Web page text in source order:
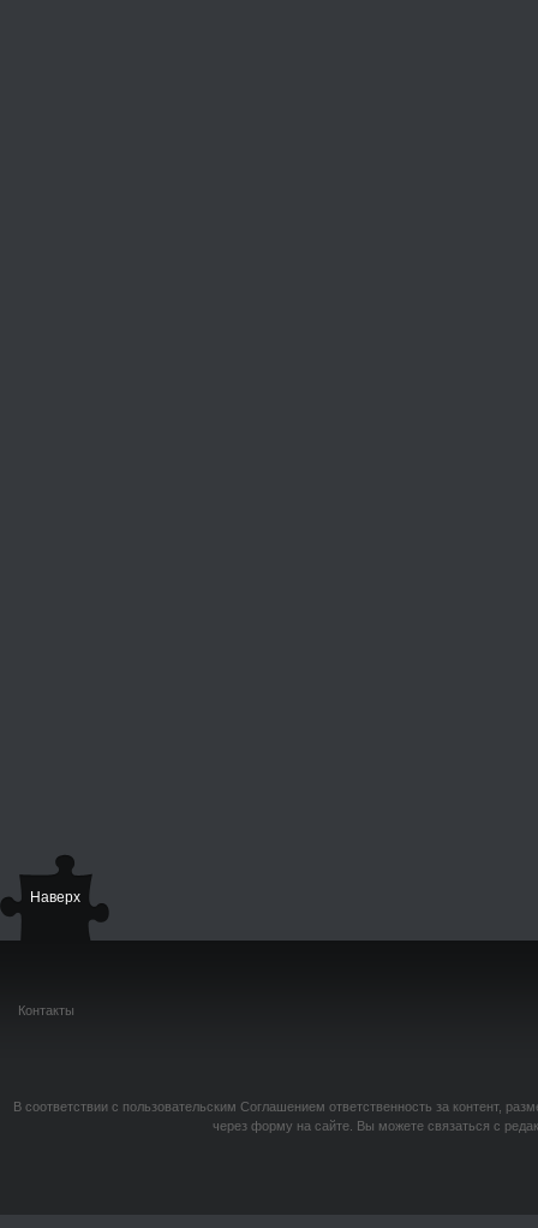
Наверх
Контакты
В соответствии с пользовательским Соглашением ответственность за контент,
через форму на сайте. Вы можете связаться с